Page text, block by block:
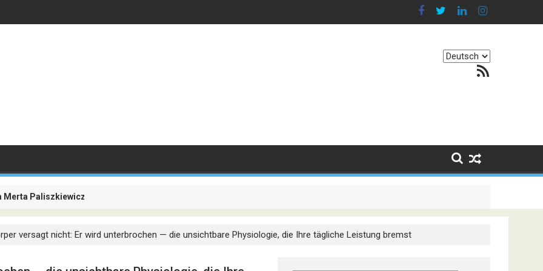
Sprache
auswählenRSS-Feed
Merta Paliszkiewiczbesteht nicht mehr darin, Passagiere zu transportieren. Er besteht darin, Kontinente zu verbinden
versagt nicht: Er wird unterbrochen — die unsichtbare Physiologie, die Ihre tägliche Leistung bremst